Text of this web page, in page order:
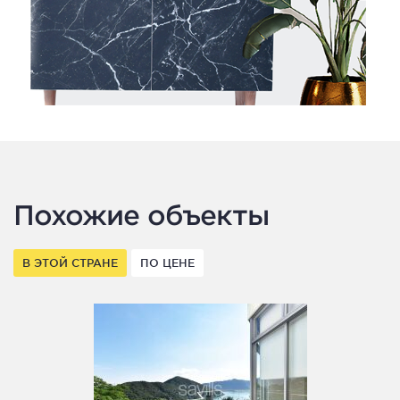
Похожие объекты
В ЭТОЙ СТРАНЕ ПО ЦЕНЕ